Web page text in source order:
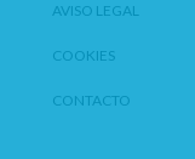
AVISO LEGAL
COOKIES
CONTACTO